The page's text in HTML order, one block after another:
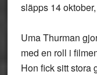
släpps 14
Uma Thurman
med en roll i
Hon fick sitt stora